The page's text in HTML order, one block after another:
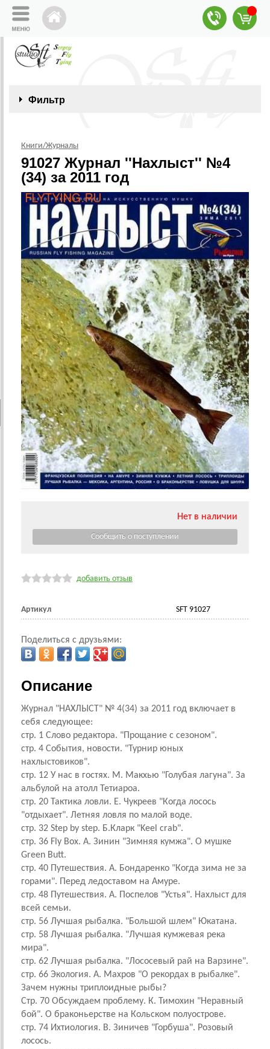
Фильтр
Книги/Журналы
91027 Журнал ''Нахлыст'' №4
(34) за 2011 год
Нет в наличии
добавить отзыв
Артикул SFT 91027
Поделиться с друзьями:
Описание
Журнал "НАХЛЫСТ" № 4(34) за 2011 год включает в
себя следующее:
стр. 1 Слово редактора. "Прощание с сезоном".
стр. 4 События, новости. "Турнир юных
нахлыстовиков".
стр. 12 У нас в гостях. М. Макхью "Голубая лагуна". За
альбулой на атолл Тетиароа.
стр. 20 Тактика ловли. Е. Чукреев "Когда лосось
"отдыхает". Летняя ловля по малой воде.
стр. 32 Step by step. Б.Кларк "Keel crab".
стр. 36 Fly Box. А. Зинин "Зимняя кумжа". О мушке
Green Butt.
стр. 40 Путешествия. А. Бондаренко "Когда зима не за
горами". Перед ледоставом на Амуре.
стр. 48 Путешествия. А. Поспелов "Устья". Нахлыст для
всей семьи.
стр. 56 Лучшая рыбалка. "Большой шлем" Юкатана.
стр. 58 Лучшая рыбалка. "Лучшая кумжевая река
мира".
стр. 62 Лучшая рыбалка. "Лососевый рай на Варзине".
стр. 66 Экология. А. Махров "О рекордах в рыбалке".
Зачем нужны триплоидные рыбы?
Стр. 70 Обсуждаем проблему. К. Тимохин "Неравный
бой". О браконьерстве на Кольском полуострове.
стр. 74 Ихтиология. В. Зиничев "Горбуша". Розовый
лосось.